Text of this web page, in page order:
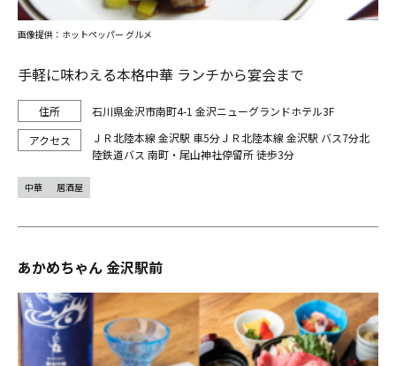
手軽に味わえる本格中華 ランチから宴会まで
石川県金沢市南町4-1 金沢ニューグランドホテル3F
ＪＲ北陸本線 金沢駅 車5分ＪＲ北陸本線 金沢駅 バス7分北
陸鉄道バス 南町・尾山神社停留所 徒歩3分
画像提供：ホットペッパー グルメ
中華 居酒屋
あかめちゃん 金沢駅前